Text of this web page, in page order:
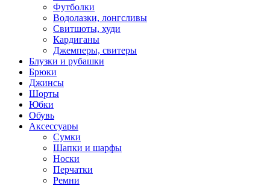
Футболки
Водолазки, лонгсливы
Свитшоты, худи
Кардиганы
Джемперы, свитеры
Блузки и рубашки
Брюки
Джинсы
Шорты
Юбки
Обувь
Аксессуары
Сумки
Шапки и шарфы
Носки
Перчатки
Ремни